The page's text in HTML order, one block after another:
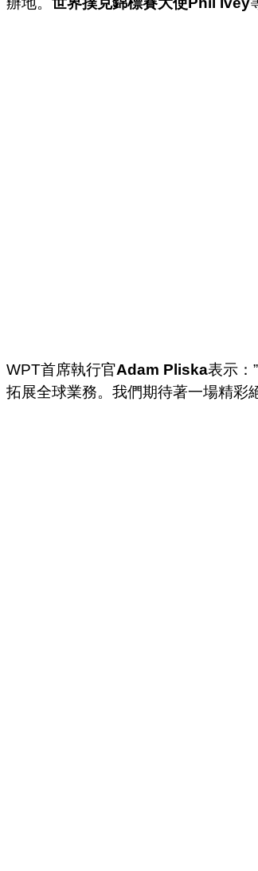
WPT首席執行官Adam Pliska表示：
拓展全球業務。我們期待著一場精彩